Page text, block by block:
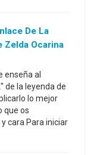
De La
Zelda Ocarina
enseña al
de la leyenda de
lo mejor
que os
cara Para iniciar